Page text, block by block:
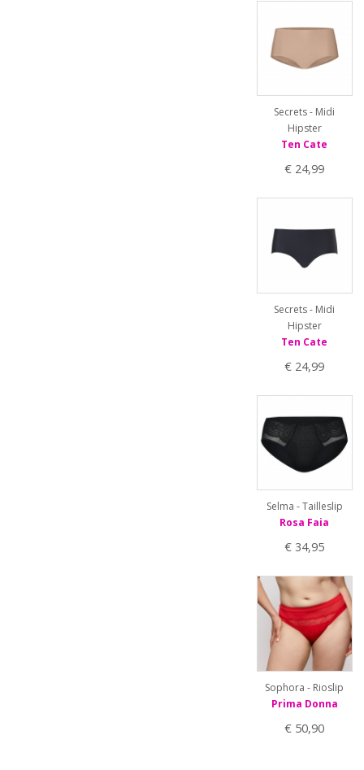
Secrets - Midi
Hipster
Ten Cate
€ 24,99
Secrets - Midi
Hipster
Ten Cate
€ 24,99
Selma - Tailleslip
Rosa Faia
€ 34,95
Sophora - Rioslip
Prima Donna
€ 50,90